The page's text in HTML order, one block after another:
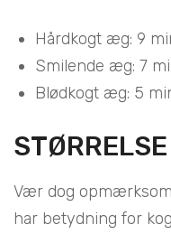
Hårdkogt æg: 9
Smilende æg: 7
Blødkogt æg: 5
Vær dog
har betydning for